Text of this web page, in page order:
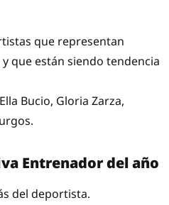
que representan
que están siendo tendencia
Bucio, Gloria Zarza,
Entrenador del año
del deportista.